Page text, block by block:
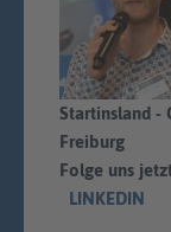
Startinsland -
Freiburg
Folge uns
LINKEDIN